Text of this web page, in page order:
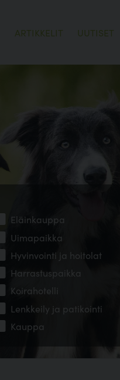
ARTIKKELIT UUTISET
Eläinkauppa
Uimapaikka
Hyvinvointi ja hoitolat
Harrastuspaikka
Koirahotelli
Lenkkeily ja patikointi
Kauppa